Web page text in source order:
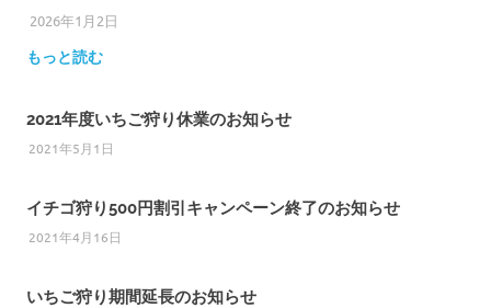
2026年1月2日
もっと読む
2021年度いちご狩り休業のお知らせ
2021年5月1日
イチゴ狩り500円割引キャンペーン終了のお知らせ
2021年4月16日
いちご狩り期間延長のお知らせ